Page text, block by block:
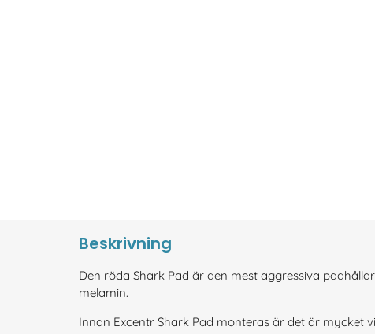
Beskrivning
Den röda Shark Pad är den mest aggressiva
melamin.
Innan Excentr Shark Pad monteras är det är mycket